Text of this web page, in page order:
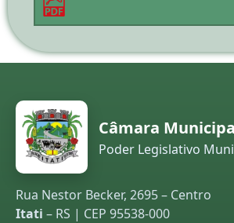
Câmara
Poder Legislativo
Rua Nestor Becker, 2695 – Centro
Itati – RS | CEP 95538-000